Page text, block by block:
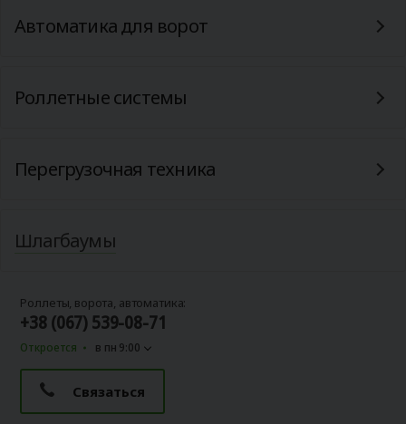
Автоматика для ворот
Роллетные системы
Перегрузочная техника
Шлагбаумы
Роллеты, ворота, автоматика:
+38 (067) 539-08-71
Откроется в пн 9:00
Связаться